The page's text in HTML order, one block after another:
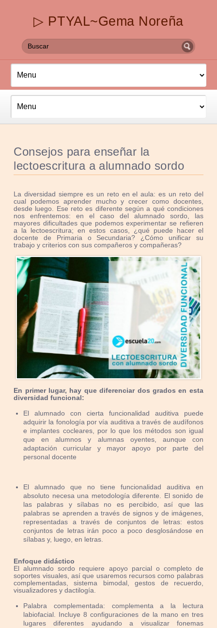
▷ PTYAL~Gema Noreña
Consejos para enseñar la
lectoescritura a alumnado sordo
La diversidad siempre es un reto en el aula: es un reto del
cual podemos aprender mucho y crecer como docentes,
desde luego. Ese reto es diferente según a qué condiciones
nos enfrentemos: en el caso del alumnado sordo, las
mayores dificultades que podemos experimentar se refieren
a la lectoescritura; en estos casos, ¿qué puede hacer el
docente de Primaria o Secundaria? ¿Cómo unificar su
trabajo y criterios con sus compañeros y compañeras?
En primer lugar, hay que diferenciar dos grados en esta
diversidad funcional:
El alumnado con cierta funcionalidad auditiva puede
adquirir la fonología por vía auditiva a través de audífonos
e implantes cocleares, por lo que los métodos son igual
que en alumnos y alumnas oyentes, aunque con
adaptación curricular y mayor apoyo por parte del
personal docente
El alumnado que no tiene funcionalidad auditiva en
absoluto necesa una metodología diferente. El sonido de
las palabras y sílabas no es percibido, así que las
palabras se aprenden a través de signos y de imágenes,
representadas a través de conjuntos de letras: estos
conjuntos de letras irán poco a poco desglosándose en
sílabas y, luego, en letras.
Enfoque didáctico
El alumnado sordo requiere apoyo parcial o completo de
soportes visuales, así que usaremos recursos como palabras
complementadas, sistema bimodal, gestos de recuerdo,
visualizadores y dactilogía.
Palabra complementada: complementa a la lectura
labiofacial. Incluye 8 configuraciones de la mano en tres
lugares diferentes ayudando a visualizar fonemas